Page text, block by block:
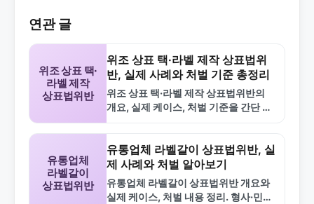
연관 글
위조 상표 택·
라벨 제작
상표법위반
위조 상표 택·라벨 제작 상표법위
반, 실제 사례와 처벌 기준 총정리
위조 상표 택·라벨 제작 상표법위반의
개요, 실제 케이스, 처벌 기준을 간단 정
유통업체
라벨갈이
상표법위반
유통업체 라벨갈이 상표법위반, 실
제 사례와 처벌 알아보기
유통업체 라벨갈이 상표법위반 개요와
실제 케이스, 처벌 내용 정리. 형사·민사·